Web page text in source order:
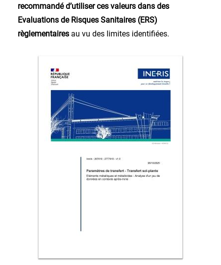
recommandé d’utiliser ces valeurs dans des
Evaluations de Risques Sanitaires (ERS)
règlementaires au vu des limites identifiées.